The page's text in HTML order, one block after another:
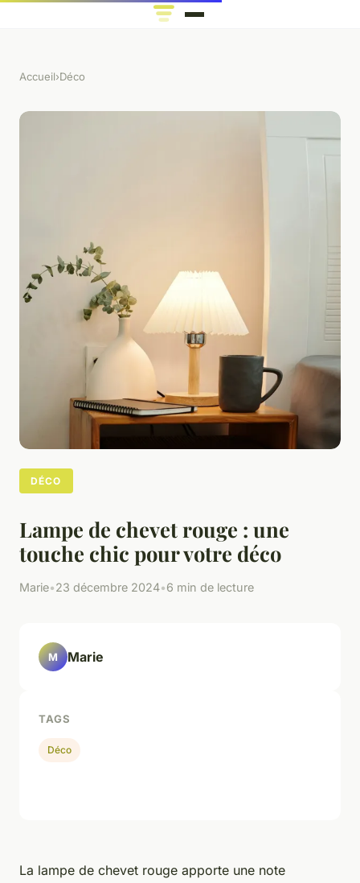
Accueil›Déco
DÉCO
Lampe de chevet rouge : une
touche chic pour votre déco
Marie•23 décembre 2024•6 min de lecture
La lampe de chevet rouge apporte une note
M Marie
TAGS
Déco